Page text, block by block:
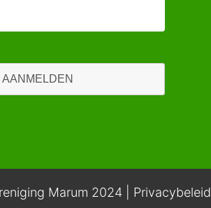
AANMELDEN
Marum 2024 | Privacybeleid